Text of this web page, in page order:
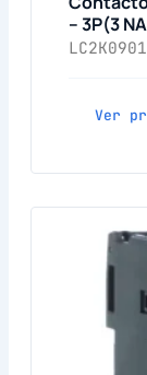
– 3P(3
Ver